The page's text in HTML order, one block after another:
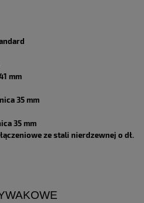
mm
35 mm
35 mm
ze stali nierdzewnej o dł.